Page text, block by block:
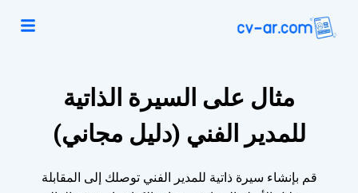
مثال على السيرة الذاتية
للمدير الفني (دليل مجاني)
قم بإنشاء سيرة ذاتية للمدير الفني توصلك إلى المقابلة